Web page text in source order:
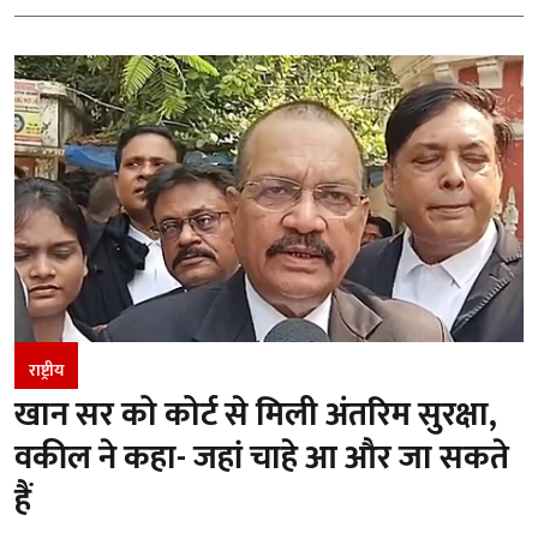
राष्ट्रीय
खान सर को कोर्ट से मिली अंतरिम सुरक्षा,
वकील ने कहा- जहां चाहे आ और जा सकते
हैं